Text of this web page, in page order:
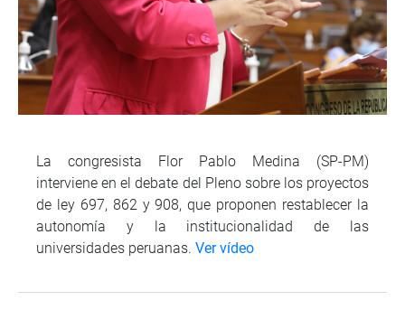
La congresista Flor Pablo Medina (SP-PM)
interviene en el debate del Pleno sobre los proyectos
de ley 697, 862 y 908, que proponen restablecer la
autonomía y la institucionalidad de las
universidades peruanas. Ver vídeo